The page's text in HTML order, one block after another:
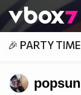
👾
🎉 PARTY TIME
popsun